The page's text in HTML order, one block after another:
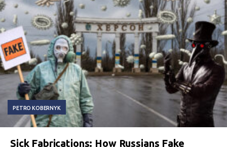
PETRO KOBERNYK
Sick Fabrications: How Russians Fake